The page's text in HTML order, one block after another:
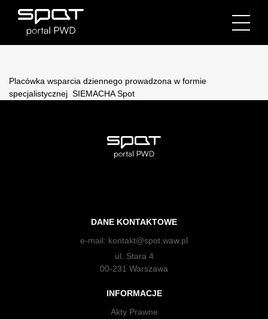
Placówka wsparcia dziennego prowadzona w formie
specjalistycznej SIEMACHA Spot
DANE KONTAKTOWE
e-mail: kontakt@spot.waw.pl
ul. Stara 4
00-231 Warszawa
INFORMACJE
Akty Prawne